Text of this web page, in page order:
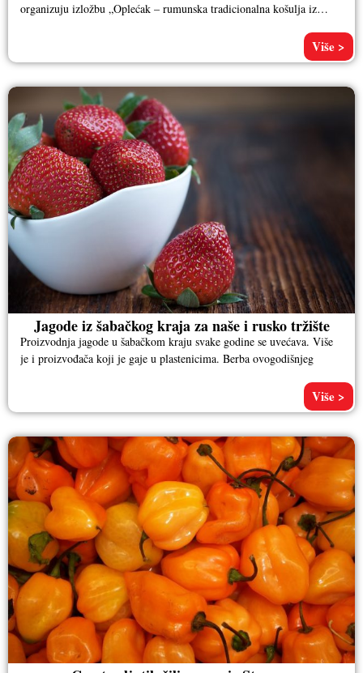
organizuju izložbu „Oplećak – rumunska tradicionalna košulja iz
Više >
Jagode iz šabačkog kraja za naše i rusko tržište
Proizvodnja jagode u šabačkom kraju svake godine se uvećava. Više
je i proizvođača koji je gaje u plastenicima. Berba ovogodišnjeg
Više >